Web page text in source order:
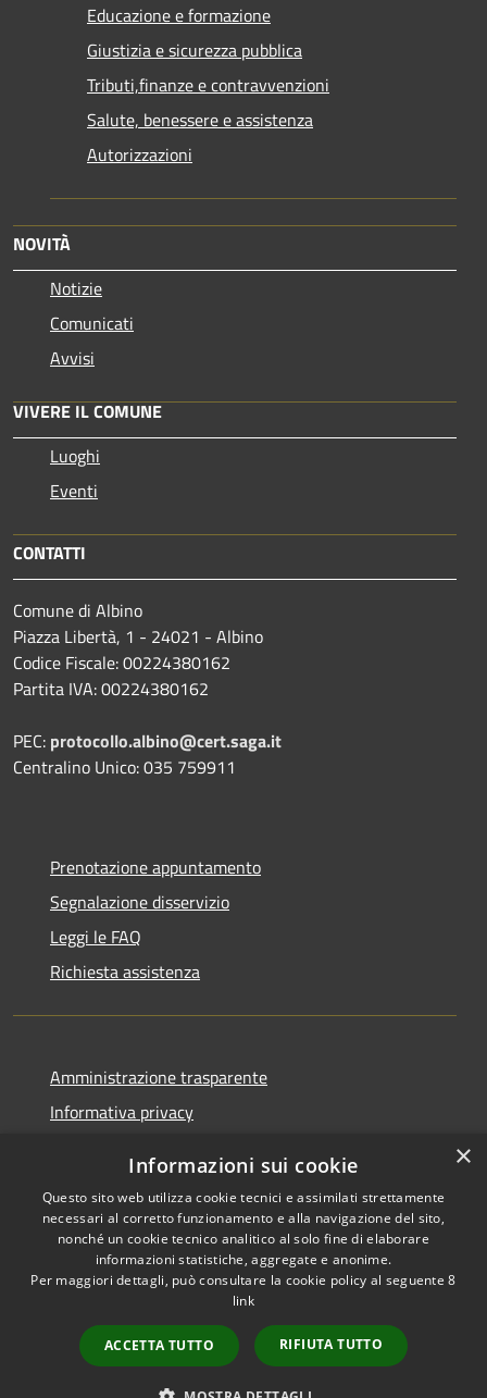
Educazione e formazione
Giustizia e sicurezza pubblica
Tributi,finanze e contravvenzioni
Salute, benessere e assistenza
Autorizzazioni
NOVITÀ
Notizie
Comunicati
Avvisi
VIVERE IL COMUNE
Luoghi
Eventi
CONTATTI
Comune di Albino
Piazza Libertà, 1 - 24021 - Albino
Codice Fiscale: 00224380162
Partita IVA: 00224380162
PEC: protocollo.albino@cert.saga.it
Centralino Unico: 035 759911
Prenotazione appuntamento
Segnalazione disservizio
Leggi le FAQ
Richiesta assistenza
Amministrazione trasparente
Informativa privacy
Dichiarazione di accessibilità
RSS
Copyright © 2026 • Comune di
Municipium•
Accesso
redazione
×
Informazioni sui cookie
Questo sito web utilizza cookie tecnici e assimilati strettamente
necessari al corretto funzionamento e alla navigazione del sito,
nonché un cookie tecnico analitico al solo fine di elaborare
informazioni statistiche, aggregate e anonime.
Per maggiori dettagli, può consultare la cookie policy al seguente8
link
ACCETTA TUTTO RIFIUTA TUTTO